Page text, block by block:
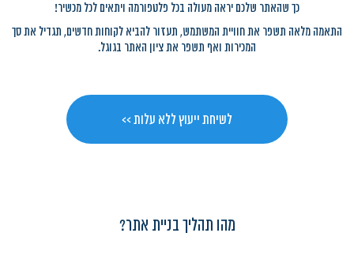
כך שהאתר שלכם יראה מעולה בכל פלטפורמה ויתאים לכל מכשיר!
התאמה מלאה תשפר את חוויית המשתמש, תעזור להביא לקוחות חדשים, תגדיל את סך
המכירות ואף תשפר את ציון האתר בגוגל.
לשיחת ייעוץ ללא עלות >>
מהו תהליך בניית אתר?